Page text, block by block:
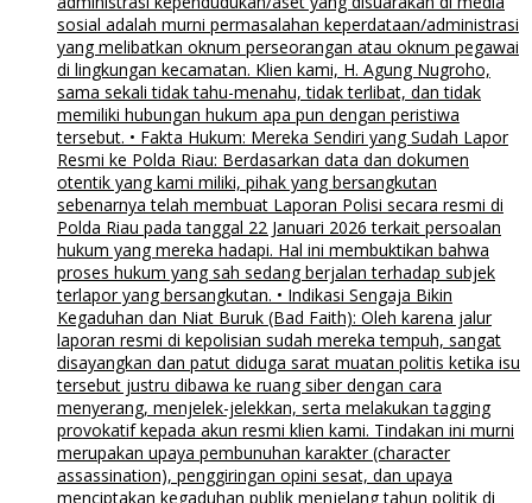
sosial adalah murni permasalahan keperdataan/administrasi
yang melibatkan oknum perseorangan atau oknum pegawai
di lingkungan kecamatan. Klien kami, H. Agung Nugroho,
sama sekali tidak tahu-menahu, tidak terlibat, dan tidak
memiliki hubungan hukum apa pun dengan peristiwa
tersebut. • Fakta Hukum: Mereka Sendiri yang Sudah Lapor
Resmi ke Polda Riau: Berdasarkan data dan dokumen
otentik yang kami miliki, pihak yang bersangkutan
sebenarnya telah membuat Laporan Polisi secara resmi di
Polda Riau pada tanggal 22 Januari 2026 terkait persoalan
hukum yang mereka hadapi. Hal ini membuktikan bahwa
proses hukum yang sah sedang berjalan terhadap subjek
terlapor yang bersangkutan. • Indikasi Sengaja Bikin
Kegaduhan dan Niat Buruk (Bad Faith): Oleh karena jalur
laporan resmi di kepolisian sudah mereka tempuh, sangat
disayangkan dan patut diduga sarat muatan politis ketika isu
tersebut justru dibawa ke ruang siber dengan cara
menyerang, menjelek-jelekkan, serta melakukan tagging
provokatif kepada akun resmi klien kami. Tindakan ini murni
merupakan upaya pembunuhan karakter (character
assassination), penggiringan opini sesat, dan upaya
menciptakan kegaduhan publik menjelang tahun politik di